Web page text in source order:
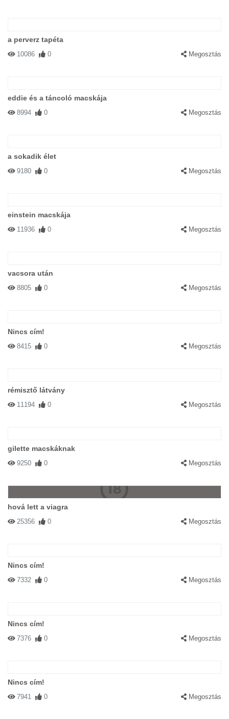
a perverz tapéta
10086 0 Megosztás
eddie és a táncoló macskája
8994 0 Megosztás
a sokadik élet
9180 0 Megosztás
einstein macskája
11936 0 Megosztás
vacsora után
8805 0 Megosztás
Nincs cím!
8415 0 Megosztás
rémisztő látvány
11194 0 Megosztás
gilette macskáknak
9250 0 Megosztás
hová lett a viagra
25356 0 Megosztás
Nincs cím!
7332 0 Megosztás
Nincs cím!
7376 0 Megosztás
Nincs cím!
7941 0 Megosztás